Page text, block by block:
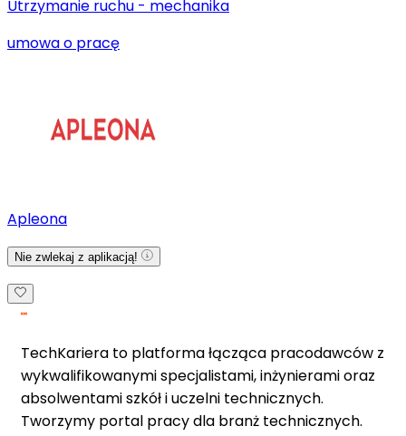
Utrzymanie ruchu - mechanika
umowa o pracę
Apleona
Nie zwlekaj z aplikacją!
TechKariera to platforma łącząca pracodawców z
wykwalifikowanymi specjalistami, inżynierami oraz
absolwentami szkół i uczelni technicznych.
Tworzymy portal pracy dla branż technicznych.